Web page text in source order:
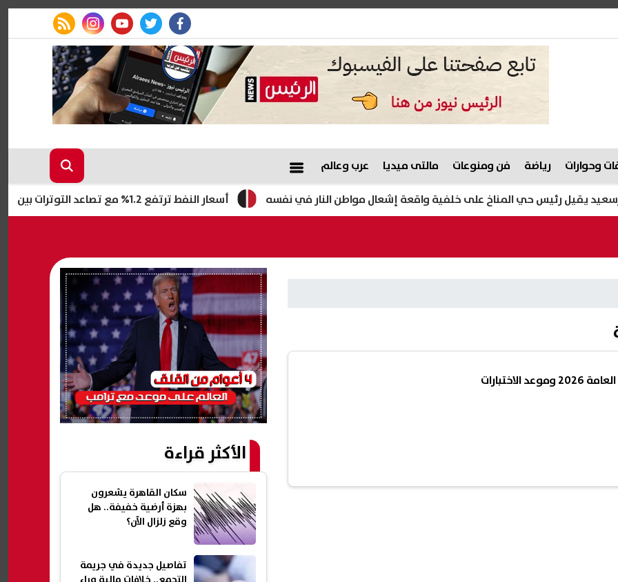
facebook
twitter
youtube
instagram
rss feed
وحوارات رياضة فن ومنوعات مالتى ميديا عرب وعالم
أسعار النفط ترتفع 1.2% مع تصاعد التوترات بين إيران وأمريكا وأزمة مضيق هرمز رئيس حي المناخ على خلفية واقعة إشعال مواطن النار في نفسه
الأكثر قراءة
سكان القاهرة يشعرون
بهزة أرضية خفيفة.. هل
وقع زلزال الآن؟
تفاصيل جديدة في جريمة